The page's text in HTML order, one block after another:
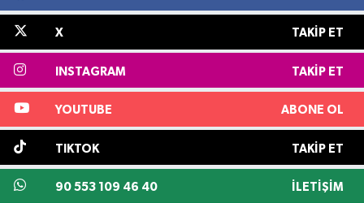
X TAKIP ET
INSTAGRAM TAKIP ET
YOUTUBE ABONE OL
TIKTOK TAKIP ET
90 553 109 46 40 İLETIŞIM